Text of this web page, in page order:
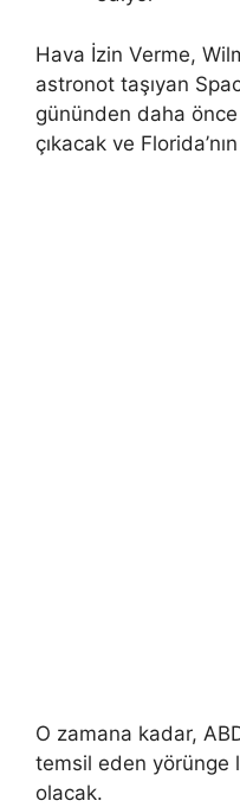
Hava İzin Verme,
astronot taşıyan
gününden daha
çıkacak ve
O zamana kadar,
temsil eden yörünge
olacak.